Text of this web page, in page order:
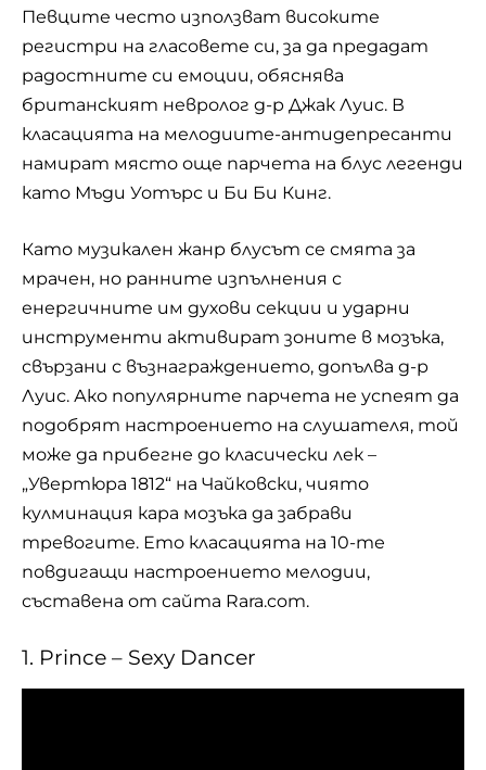
Певците често използват високите
регистри на гласовете си, за да предадат
радостните си емоции, обяснява
британският невролог д-р Джак Луис. В
класацията на мелодиите-антидепресанти
намират място още парчета на блус легенди
като Мъди Уотърс и Би Би Кинг.
Като музикален жанр блусът се смята за
мрачен, но ранните изпълнения с
енергичните им духови секции и ударни
инструменти активират зоните в мозъка,
свързани с възнаграждението, допълва д-р
Луис. Ако популярните парчета не успеят да
подобрят настроението на слушателя, той
може да прибегне до класически лек –
„Увертюра 1812“ на Чайковски, чиято
кулминация кара мозъка да забрави
тревогите. Ето класацията на 10-те
повдигащи настроението мелодии,
съставена от сайта Rara.com.
1. Prince – Sexy Dancer